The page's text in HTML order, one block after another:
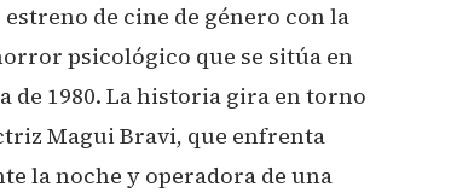
de cine de género con la
psicológico que se sitúa en
de 1980. La historia gira en torno
Magui Bravi, que enfrenta
la noche y operadora de una